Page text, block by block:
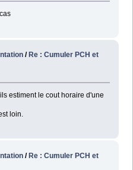
/ Re : Cumuler PCH et
estiment le cout horaire d'une
loin.
/Re : Cumuler PCH et